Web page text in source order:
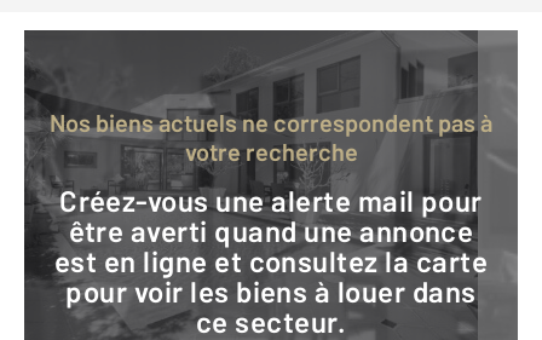
Nos biens actuels ne correspondent pas à
votre recherche
Créez-vous une alerte mail pour
être averti quand une annonce
est en ligne et consultez la carte
pour voir les biens à louer dans
ce secteur.